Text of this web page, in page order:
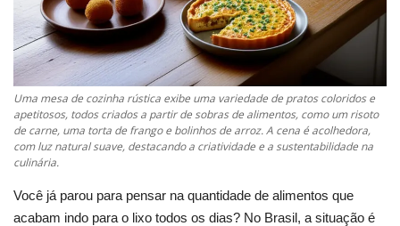
Uma mesa de cozinha rústica exibe uma variedade de pratos coloridos e
apetitosos, todos criados a partir de sobras de alimentos, como um risoto
de carne, uma torta de frango e bolinhos de arroz. A cena é acolhedora,
com luz natural suave, destacando a criatividade e a sustentabilidade na
culinária.
Você já parou para pensar na quantidade de alimentos que
acabam indo para o lixo todos os dias? No Brasil, a situação é